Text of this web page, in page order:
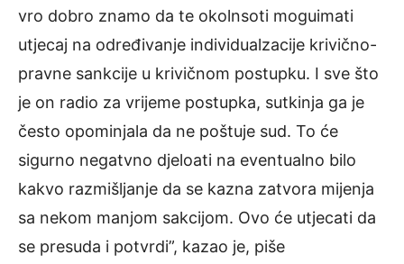
vro dobro znamo da te okolnsoti moguimati
utjecaj na određivanje individualzacije krivično-
pravne sankcije u krivičnom postupku. I sve što
je on radio za vrijeme postupka, sutkinja ga je
često opominjala da ne poštuje sud. To će
sigurno negatvno djeloati na eventualno bilo
kakvo razmišljanje da se kazna zatvora mijenja
sa nekom manjom sakcijom. Ovo će utjecati da
se presuda i potvrdi”, kazao je, piše